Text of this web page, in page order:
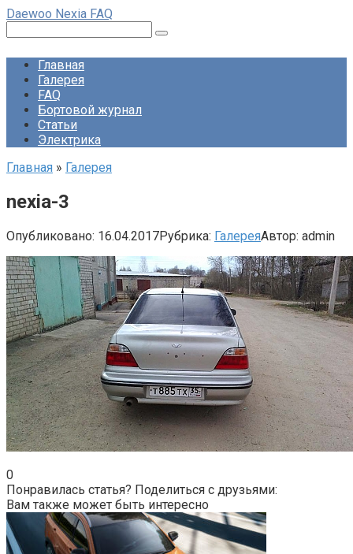
Перейти
контенту
Daewoo Nexia FAQ
Главная
Галерея
FAQ
Бортовой журнал
Статьи
Электрика
Главная » Галерея
nexia-3
Опубликовано: 16.04.2017Рубрика: ГалереяАвтор: admin
0
Понравилась статья? Поделиться с друзьями:
Вам также может быть интересно